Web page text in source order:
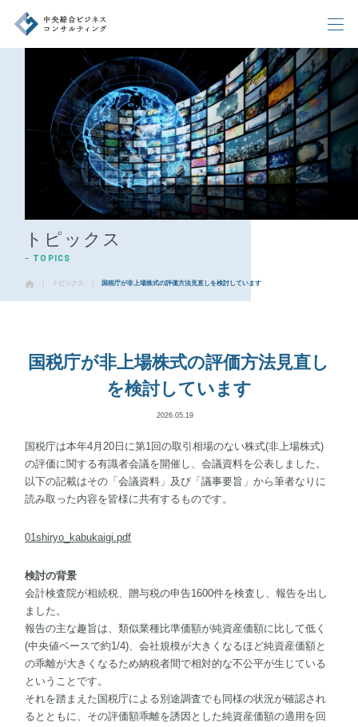
企業情報
CORPORATE
トピックス
TOPICS
事業内容
BUSINESS
アクセス
ACCESS
代表挨拶 採用情報
RECRUIT
NEWS
INQUIRY
お問い合わせ
トピックス
TOPICS
トピックス 国税庁が非上場株式の評価方法見直しを検討しています
国税庁が非上場株式の評価方法見直し
を検討しています
2026.05.19
国税庁は本年4月20日に第1回の取引相場のない株式(非上場株式)
の評価に関する有識者会議を開催し、会議資料を公表しました。
以下の記載はその「会議資料」及び「議事要旨」から筆者なりに
読み取った内容を皆様に共有するものです。
01shiryo_kabukaigi.pdf
検討の背景
会計検査院が相続税、贈与税の申告1600件を検査し、報告を出し
ました。
報告の主な趣旨は、類似業種比準価額が純資産価額に比して低く
(中央値ベースで約1/4)、会社規模が大きくなるほど純資産価額と
の乖離が大きくなるため納税者間で相対的な不公平が生じている
ということです。
それを踏まえた国税庁による別途調査でも同様の状況が確認され
るとともに、その評価額乖離を誘因とした純資産価額の適用を回